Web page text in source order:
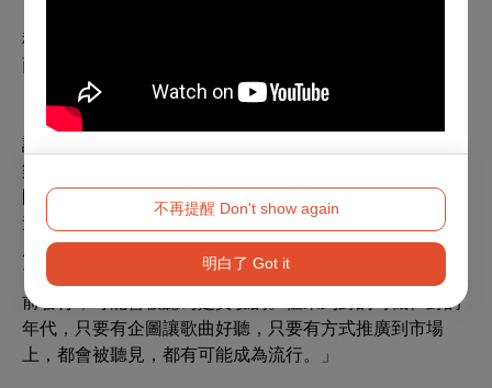
不再提醒 Don't show again
明白了 Got it
程中，甚至會考量進一首歌在舞臺上可以呈現出的畫
面」，陳建騏續談到。
自此陳建騏，便逐步成為今天我們認識的陳建騏，一位華
語流行音樂的舵手，毫不張揚地匯聚起他在人生各階段音
樂上的潛移默化，將其轉為不停歇的創作能量。回頭再
問，他對於流行音樂的見解為何，只聽他誠摯而溫和地說
道，「當一首歌普及到可以陪伴更多人的時候，它就會變
成流行。流行音樂是沒有侷限的，什麼都有可能。」他舉
了怪奇比莉Billie Eilish當例子，「她的專輯如果在二十年
前發行，可能會被認為是實驗的。但來到對的時機、對的
年代，只要有企圖讓歌曲好聽，只要有方式推廣到市場
上，都會被聽見，都有可能成為流行。」